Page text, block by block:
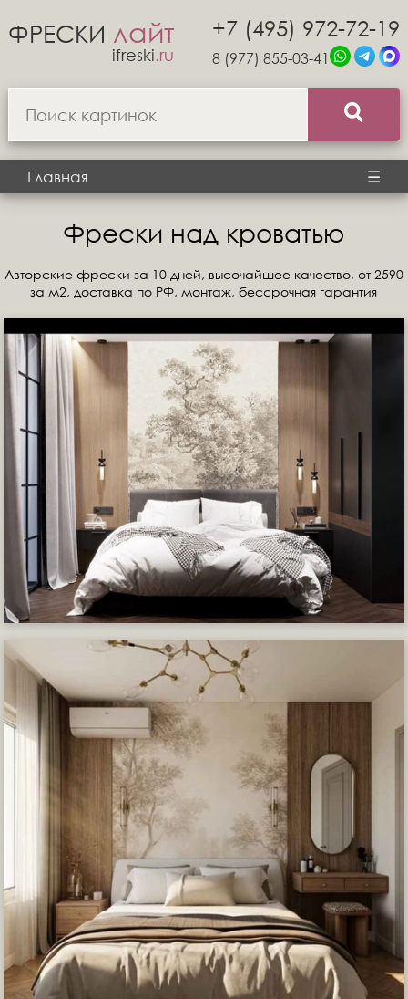
ФРЕСКИ лайт
ifreski.ru
+7 (495) 972-72-19
8 (977) 855-03-41
Главная ☰
Фрески над кроватью
Авторские фрески за 10 дней, высочайшее качество, от 2590
за м2, доставка по РФ, монтаж, бессрочная гарантия